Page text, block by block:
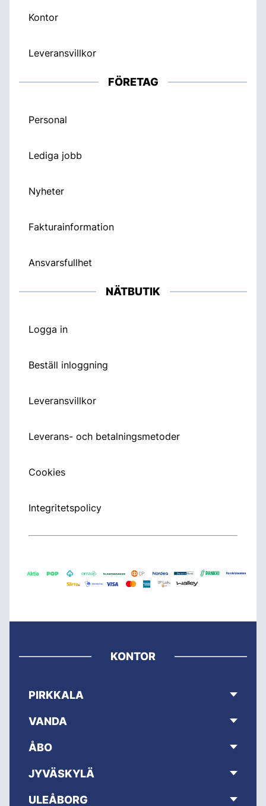
Kontor
Leveransvillkor
FÖRETAG
Personal
Lediga jobb
Nyheter
Fakturainformation
Ansvarsfullhet
NÄTBUTIK
Logga in
Beställ inloggning
Leveransvillkor
Leverans- och betalningsmetoder
Cookies
Integritetspolicy
KONTOR
PIRKKALA
VANDA
ÅBO
JYVÄSKYLÄ
ULEÅBORG